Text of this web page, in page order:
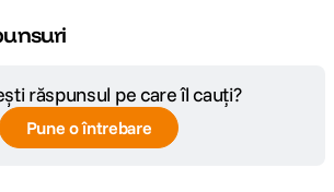
răspunsul pe care îl cauți?
Pune o întrebare